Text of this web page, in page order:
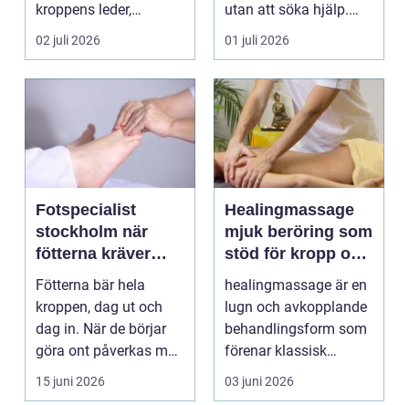
kroppens leder,
muskler och
nervsyste...
02 juli 2026
utan att söka hjälp.
Andra har ...
01 juli 2026
Fotspecialist
stockholm när
fötterna kräver
mer än vanliga
sulor
Fötterna bär hela
kroppen, dag ut och
dag in. När de börjar
göra ont påverkas mer
15 juni 2026
Healingmassage
mjuk beröring som
stöd för kropp och
själ
healingmassage är en
lugn och avkopplande
behandlingsform som
förenar klassisk
massage med
energibas...
03 juni 2026